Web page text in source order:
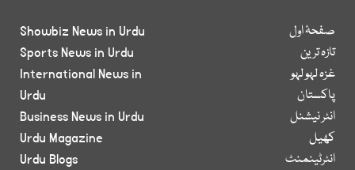
صفحۂ اول
تازہ ترین
غزہ لہو لہو
پاکستان
انٹر نیشنل
کھیل
انٹرٹینمنٹ
Showbiz News in Urdu
Sports News in Urdu
International News in
Urdu
Business News in Urdu
Urdu Magazine
Urdu Blogs